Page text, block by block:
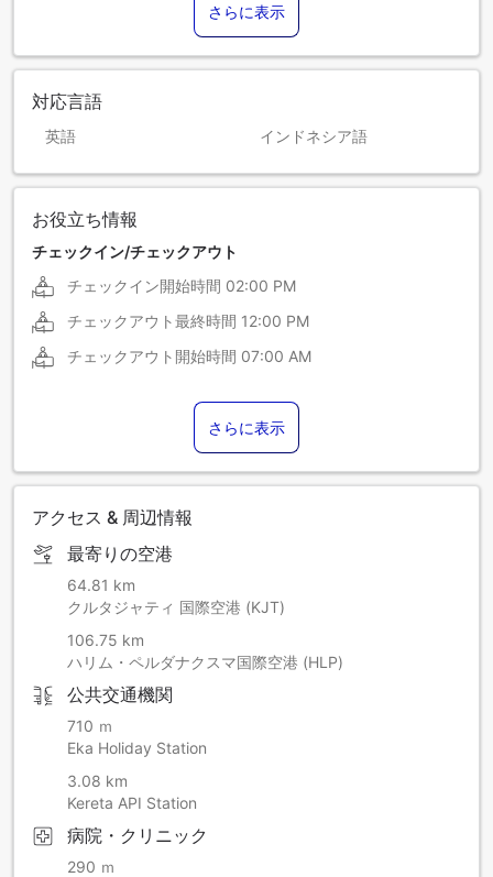
さらに表示
対応言語
英語 インドネシア語
お役立ち情報
チェックイン/チェックアウト
チェックイン開始時間 02:00 PM
チェックアウト最終時間 12:00 PM
チェックアウト開始時間 07:00 AM
さらに表示
アクセス & 周辺情報
最寄りの空港
64.81 km
クルタジャティ 国際空港 (KJT)
106.75 km
ハリム・ペルダナクスマ国際空港 (HLP)
公共交通機関
710 ｍ
Eka Holiday Station
3.08 km
Kereta API Station
病院・クリニック
290 ｍ